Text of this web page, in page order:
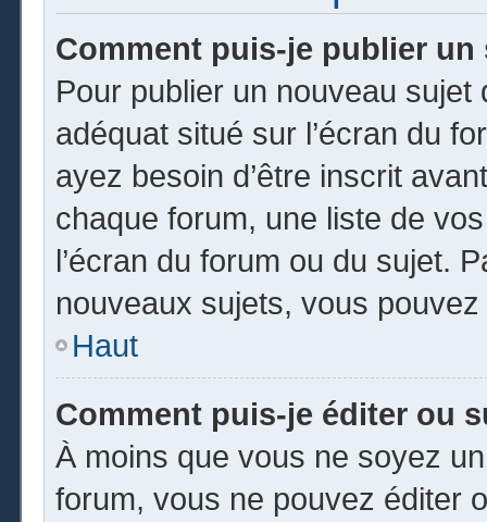
Comment puis-je publier
Pour publier un nouveau
adéquat situé sur l’écran du
ayez besoin d’être inscrit
chaque forum, une liste de
l’écran du forum ou du sujet.
nouveaux sujets, vous
Haut
Comment puis-je éditer ou
À moins que vous ne soyez
forum, vous ne pouvez éditer